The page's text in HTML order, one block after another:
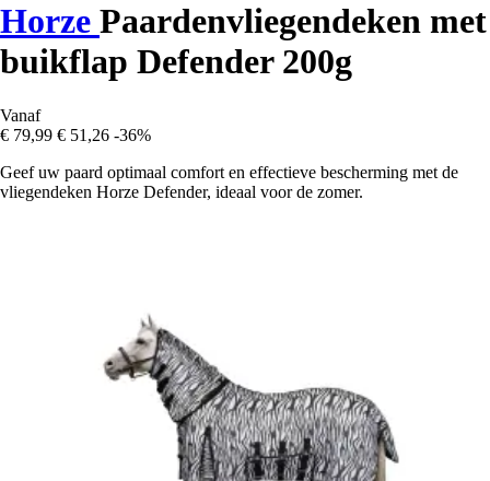
Horze Paardenvliegendeken met
buikflap Defender 200g
Vanaf
€ 79,99 € 51,26 -36%
Geef uw paard optimaal comfort en effectieve bescherming met de
vliegendeken Horze Defender, ideaal voor de zomer.